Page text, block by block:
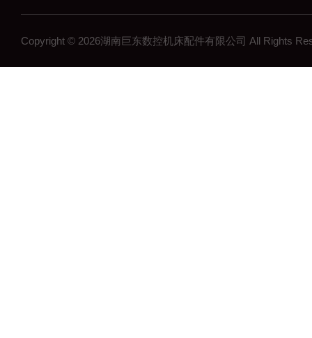
湖南塑料拖链
湖南钢制拖链
湖南机床工作灯
Copyright © 2026湖南巨东数控机床配件有限公司 All Rights